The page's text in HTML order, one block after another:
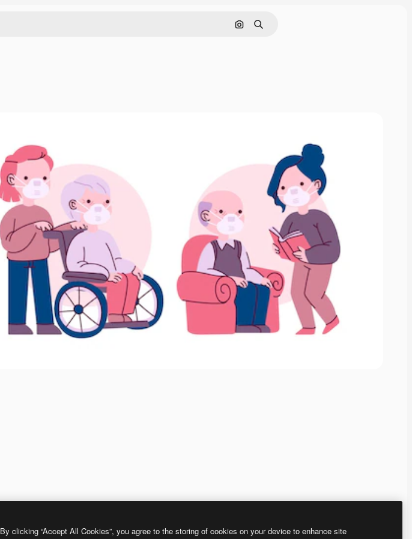
画像で検索
検索
By clicking “Accept All Cookies”, you agree to the storing of cookies on your device to enhance site